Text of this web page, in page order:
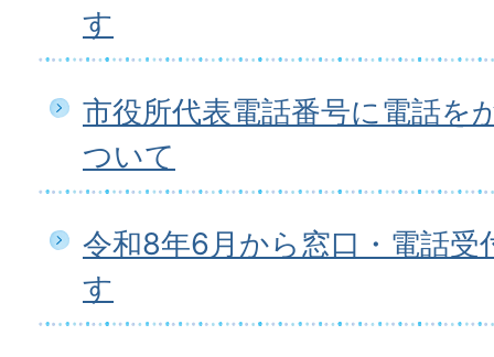
す
市役所代表電話番号に電話を
ついて
令和8年6月から窓口・電話受
す